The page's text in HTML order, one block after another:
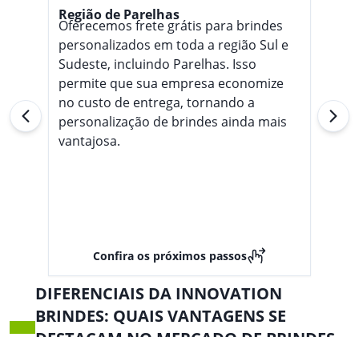
Região de Parelhas
Oferecemos frete grátis para brindes
personalizados em toda a região Sul e
Sudeste, incluindo Parelhas. Isso
permite que sua empresa economize
no custo de entrega, tornando a
personalização de brindes ainda mais
vantajosa.
Confira os próximos passos
DIFERENCIAIS DA INNOVATION
BRINDES: QUAIS VANTAGENS SE